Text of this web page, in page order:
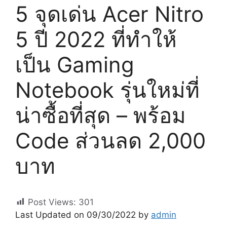
5 จุดเด่น Acer Nitro
5 ปี 2022 ที่ทำให้
เป็น Gaming
Notebook รุ่นใหม่ที่
น่าซื้อที่สุด – พร้อม
Code ส่วนลด 2,000
บาท
Post Views: 301
Last Updated on 09/30/2022 by admin